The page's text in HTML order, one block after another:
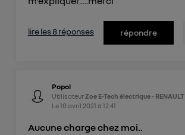
lire les 8 réponses répondre
Popol
UtilisateurZoe E-Tech électrique - RENAULT
Le10 avril 2021 à 12:41
Aucune charge chez moi..